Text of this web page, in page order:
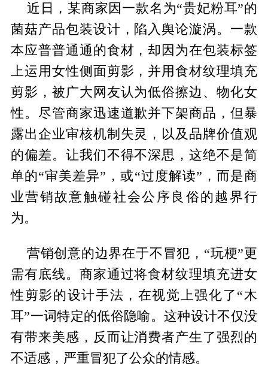
近日，某商家因一款名为“贵妃粉耳”的
菌菇产品包装设计，陷入舆论漩涡。一款
本应普普通通的食材，却因为在包装标签
上运用女性侧面剪影，并用食材纹理填充
剪影，被广大网友认为低俗擦边、物化女
性。尽管商家迅速道歉并下架商品，但暴
露出企业审核机制失灵，以及品牌价值观
的偏差。让我们不得不深思，这绝不是简
单的“审美差异”，或“过度解读”，而是商
业营销故意触碰社会公序良俗的越界行
为。
营销创意的边界在于不冒犯，“玩梗”更
需有底线。商家通过将食材纹理填充进女
性剪影的设计手法，在视觉上强化了“木
耳”一词特定的低俗隐喻。这种设计不仅没
有带来美感，反而让消费者产生了强烈的
不适感，严重冒犯了公众的情感。